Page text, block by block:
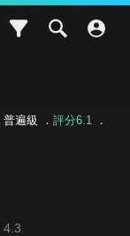
普遍級 ． 評分6.1．
4.3